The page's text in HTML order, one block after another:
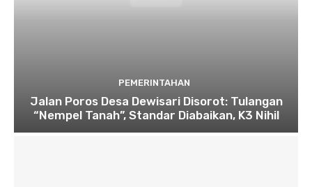
PEMERINTAHAN
Jalan Poros Desa Dewisari Disorot: Tulangan
“Nempel Tanah”, Standar Diabaikan, K3 Nihil